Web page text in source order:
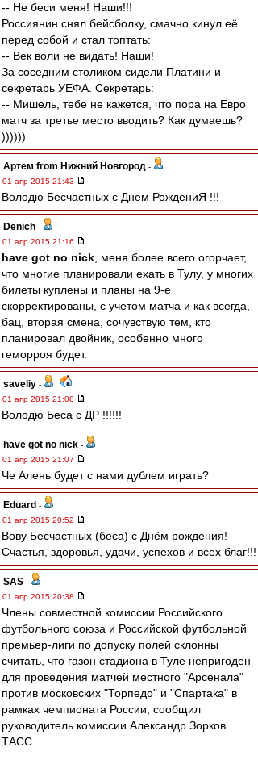
-- Не беси меня! Наши!!!
Россиянин снял бейсболку, смачно кинул её
перед собой и стал топтать:
-- Век воли не видать! Наши!
За соседним столиком сидели Платини и
секретарь УЕФА. Секретарь:
-- Мишель, тебе не кажется, что пора на Евро
матч за третье место вводить? Как думаешь?
))))))
Артем from Нижний Новгород -
01 апр 2015 21:43
Володю Бесчастных с Днем РождениЯ !!!
Denich -
01 апр 2015 21:16
have got no nick , меня более всего огорчает,
что многие планировали ехать в Тулу, у многих
билеты куплены и планы на 9-е
скорректированы, с учетом матча и как всегда,
бац, вторая смена, сочувствую тем, кто
планировал двойник, особенно много
геморроя будет.
saveliy -
01 апр 2015 21:08
Володю Беса с ДР !!!!!!
have got no nick -
01 апр 2015 21:07
Че Алень будет с нами дублем играть?
Eduard -
01 апр 2015 20:52
Вову Бесчастных (беса) с Днём рождения!
Счастья, здоровья, удачи, успехов и всех благ!!!
SAS -
01 апр 2015 20:38
Члены совместной комиссии Российского
футбольного союза и Российской футбольной
премьер-лиги по допуску полей склонны
считать, что газон стадиона в Туле непригоден
для проведения матчей местного "Арсенала"
против московских "Торпедо" и "Спартака" в
рамках чемпионата России, сообщил
руководитель комиссии Александр Зорков
ТАСС.